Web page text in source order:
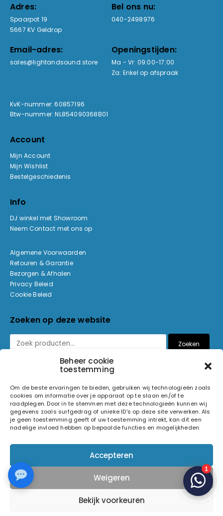
Beheer cookie
toestemming
Om de beste ervaringen te bieden, gebruiken wij technologieën zoals
cookies om informatie over je apparaat op te slaan en/of te
raadplegen. Door in te stemmen met deze technologieën kunnen wij
gegevens zoals surfgedrag of unieke ID's op deze site verwerken. Als
je geen toestemming geeft of uw toestemming intrekt, kan dit een
nadelige invloed hebben op bepaalde functies en mogelijkheden.
Accepteren
Weigeren
Bekijk voorkeuren
Adres:
Spaarpot 19
5667 KV Geldrop
Bel ons nu:
040-2498976
Email-adres:
sales@lightandsound.store
Openingstijden:
Ma - Vr: 09:00-17:00
Za: Enkel op afspraak
KvK-nummer: 60857196
Btw-nummer: NL854090368B01
Account
Mijn Account
Mijn Wishlist
Bestelgeschiedenis
Info
DJ winkel met Showroom
Neem Contact met ons op
Algemene Voorwaarden
Retouren & Garantie
Bezorgen & Afhalen
Privacy Beleid
Cookie Beleid
Zoeken op deze website
Zoeken
© 2026 Light and Sound Factory. Alle rechten voorbehouden.
Volg ons op